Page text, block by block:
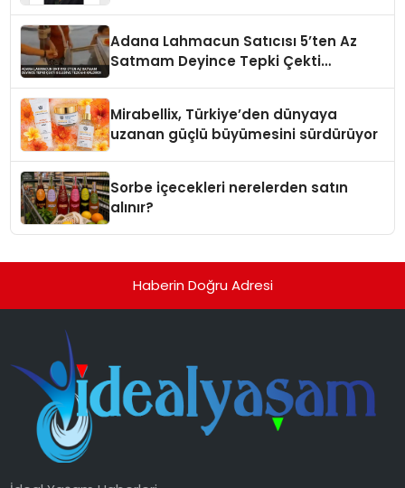
Adana Lahmacun Satıcısı 5’ten Az
Satmam Deyince Tepki Çekti
Mirabellix, Türkiye’den dünyaya
uzanan güçlü büyümesini sürdürüyor
Sorbe içecekleri nerelerden satın
alınır?
Haberin Doğru Adresi